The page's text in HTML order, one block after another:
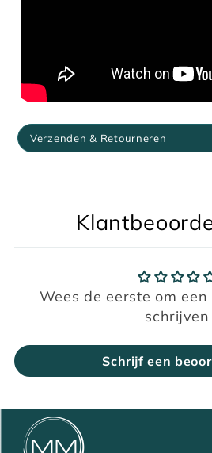
Verzenden & Retourneren
Wees de eerste om
schrijven
Schrijf een